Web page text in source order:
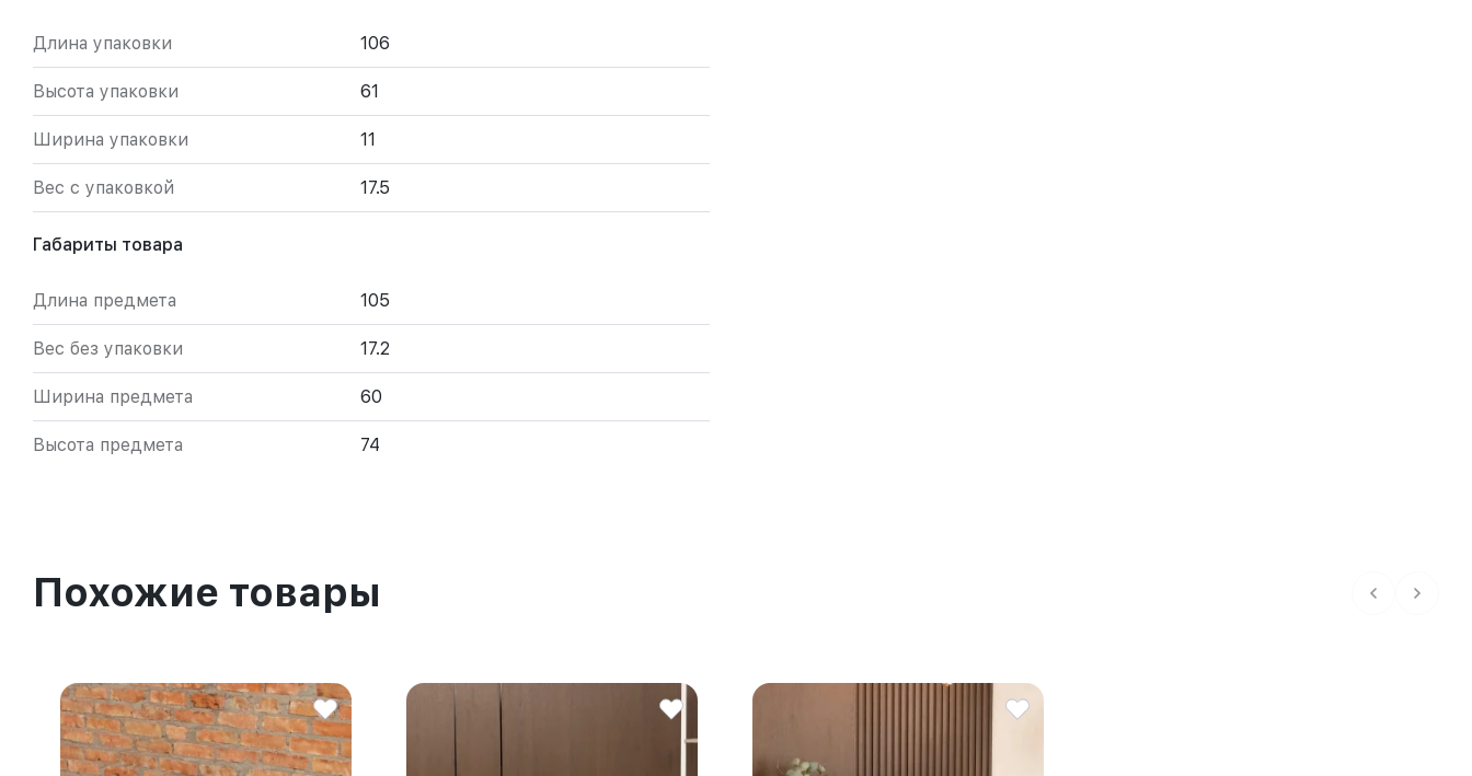
Длина упаковки 106
Высота упаковки 61
Ширина упаковки 11
Вес с упаковкой 17.5
Габариты товара
Длина предмета 105
Вес без упаковки 17.2
Ширина предмета 60
Высота предмета 74
Похожие товары